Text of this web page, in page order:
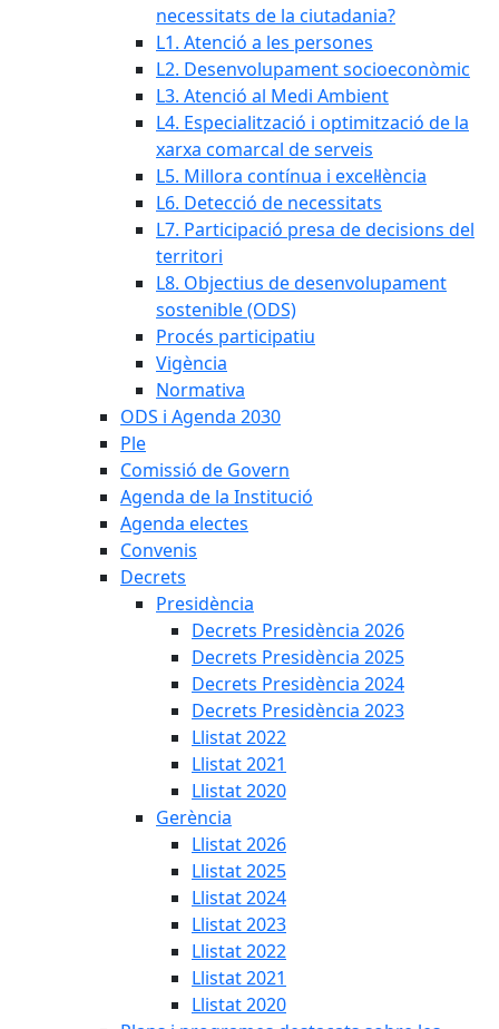
necessitats de la ciutadania?
L1. Atenció a les persones
L2. Desenvolupament socioeconòmic
L3. Atenció al Medi Ambient
L4. Especialització i optimització de la
xarxa comarcal de serveis
L5. Millora contínua i excel·lència
L6. Detecció de necessitats
L7. Participació presa de decisions del
territori
L8. Objectius de desenvolupament
sostenible (ODS)
Procés participatiu
Vigència
Normativa
ODS i Agenda 2030
Ple
Comissió de Govern
Agenda de la Institució
Agenda electes
Convenis
Decrets
Presidència
Decrets Presidència 2026
Decrets Presidència 2025
Decrets Presidència 2024
Decrets Presidència 2023
Llistat 2022
Llistat 2021
Llistat 2020
Gerència
Llistat 2026
Llistat 2025
Llistat 2024
Llistat 2023
Llistat 2022
Llistat 2021
Llistat 2020